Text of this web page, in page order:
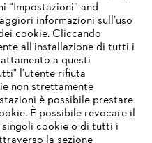
Privacy policy
NICHT
noch nicht unterstützen. Für
empfehlen wir Ihnen, zu
“Impostazioni” and
informazioni sull’uso
cookie. Cliccando
all’installazione di tutti i
a questi
l’utente rifiuta
non strettamente
è possibile prestare
È possibile revocare il
cookie o di tutti i